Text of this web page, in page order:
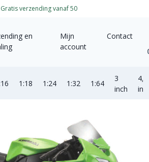
Gratis verzending vanaf 50
en
Mijn
account
Contact
1:18 1:24 1:32 1:64
3
inch
4,5